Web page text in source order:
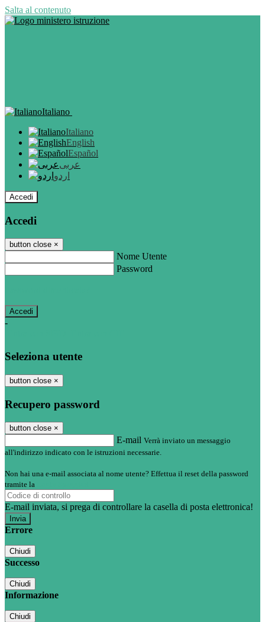
Salta al contenuto
Italiano
Italiano
English
Español
عربى
اردو
Accedi
Accedi
button close ×
Nome Utente
Password
-
Seleziona utente
button close ×
Recupero password
button close ×
E-mail Verrà inviato un messaggio
all'indirizzo indicato con le istruzioni necessarie.
Non hai una e-mail associata al nome utente? Effettua il reset della password
tramite la
E-mail inviata, si prega di controllare la casella di posta elettronica!
Errore
Chiudi
Successo
Chiudi
Informazione
Chiudi